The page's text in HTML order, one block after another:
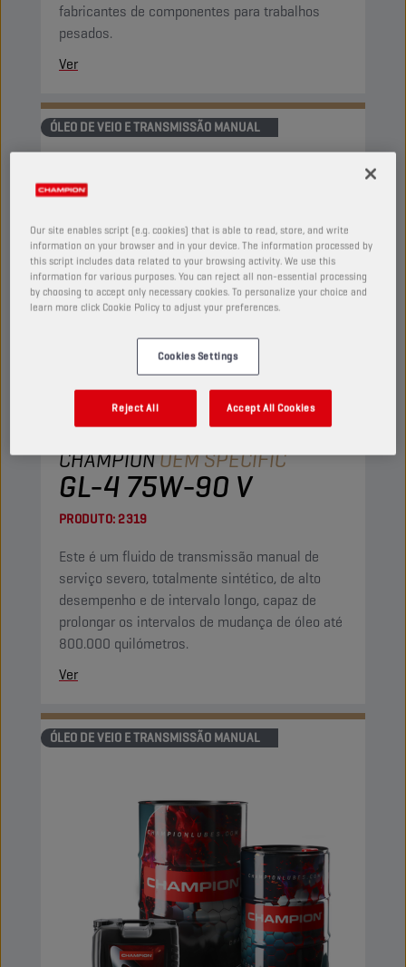
fabricantes de componentes para trabalhos
pesados.
Ver
ÓLEO DE VEIO E TRANSMISSÃO MANUAL
CHAMPIONOEM SPECIFIC
GL-4 75W-90 V
PRODUTO:2319
Este é um fluido de transmissão manual de
serviço severo, totalmente sintético, de alto
desempenho e de intervalo longo, capaz de
prolongar os intervalos de mudança de óleo até
800.000 quilómetros.
Ver
ÓLEO DE VEIO E TRANSMISSÃO MANUAL
Our site enables script (e.g. cookies) that is able to read, store, and write
information on your browser and in your device. The information processed by
this script includes data related to your browsing activity. We use this
information for various purposes. You can reject all non-essential processing
by choosing to accept only necessary cookies. To personalize your choice and
learn more click Cookie Policy to adjust your preferences.
Cookies Settings
Reject All Accept All Cookies